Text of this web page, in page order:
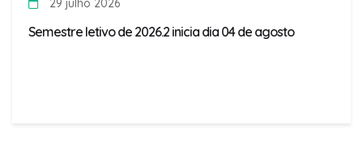
29 julho 2026
Semestre letivo de 2026.2 inicia dia 04 de agosto